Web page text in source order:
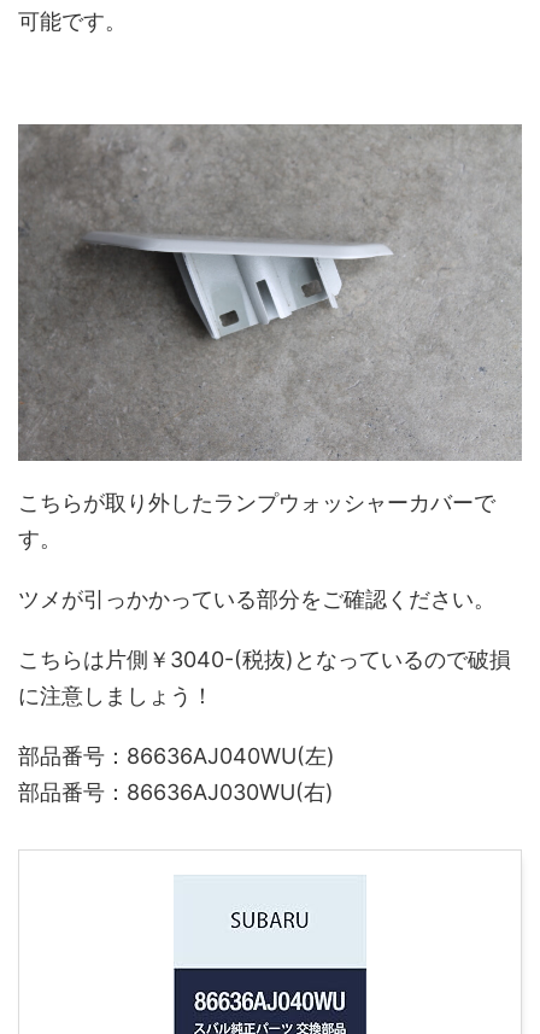
可能です。
こちらが取り外したランプウォッシャーカバーで
す。
ツメが引っかかっている部分をご確認ください。
こちらは片側￥3040-(税抜)となっているので破損
に注意しましょう！
部品番号：86636AJ040WU(左)
部品番号：86636AJ030WU(右)